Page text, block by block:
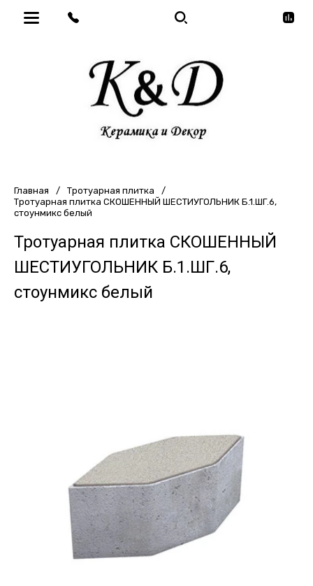
Главная / Тротуарная плитка
/
Тротуарная плитка СКОШЕННЫЙ ШЕСТИУГОЛЬНИК Б.1.ШГ.6,
стоунмикс белый
Тротуарная плитка СКОШЕННЫЙ
ШЕСТИУГОЛЬНИК Б.1.ШГ.6,
стоунмикс белый